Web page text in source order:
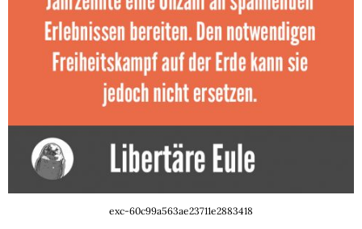
exc-60c99a563ae23711e2883418